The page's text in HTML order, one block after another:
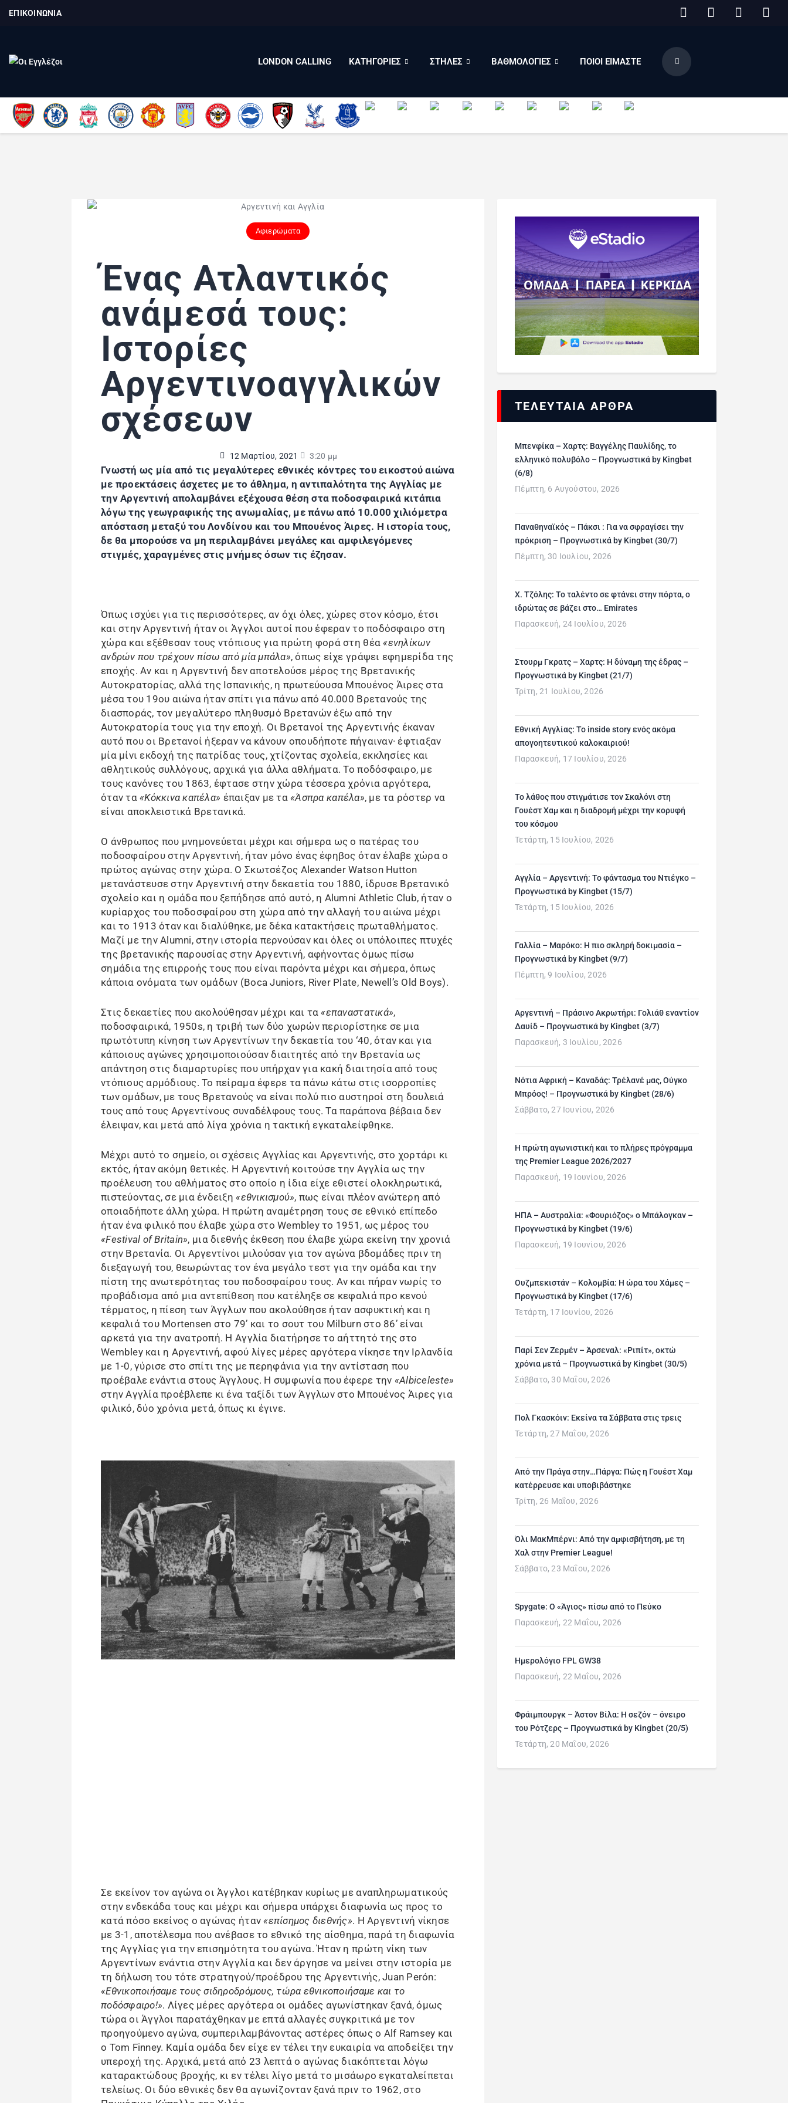
ΕΠΙΚΟΙΝΩΝΙΑ
LONDON CALLING ΚΑΤΗΓΟΡΙΕΣ ΣΤΗΛΕΣ ΒΑΘΜΟΛΟΓΙΕΣ ΠΟΙΟΙ ΕΙΜΑΣΤΕ
Αφιερώματα
Ένας Ατλαντικός
ανάμεσά τους:
Ιστορίες
Αργεντινοαγγλικών
σχέσεων
12 Μαρτίου, 2021 3:20 μμ
Γνωστή ως μία από τις μεγαλύτερες εθνικές κόντρες του εικοστού αιώνα
με προεκτάσεις άσχετες με το άθλημα, η αντιπαλότητα της Αγγλίας με
την Αργεντινή απολαμβάνει εξέχουσα θέση στα ποδοσφαιρικά κιτάπια
λόγω της γεωγραφικής της ανωμαλίας, με πάνω από 10.000 χιλιόμετρα
απόσταση μεταξύ του Λονδίνου και του Μπουένος Άιρες. Η ιστορία τους,
δε θα μπορούσε να μη περιλαμβάνει μεγάλες και αμφιλεγόμενες
στιγμές, χαραγμένες στις μνήμες όσων τις έζησαν.
Όπως ισχύει για τις περισσότερες, αν όχι όλες, χώρες στον κόσμο, έτσι
και στην Αργεντινή ήταν οι Άγγλοι αυτοί που έφεραν το ποδόσφαιρο στη
χώρα και εξέθεσαν τους ντόπιους για πρώτη φορά στη θέα«ενηλίκων
ανδρών που τρέχουν πίσω από μία μπάλα», όπως είχε γράψει εφημερίδα της
εποχής. Αν και η Αργεντινή δεν αποτελούσε μέρος της Βρετανικής
Αυτοκρατορίας, αλλά της Ισπανικής, η πρωτεύουσα Μπουένος Άιρες στα
μέσα του 19ου αιώνα ήταν σπίτι για πάνω από 40.000 Βρετανούς της
διασποράς, τον μεγαλύτερο πληθυσμό Βρετανών έξω από την
Αυτοκρατορία τους για την εποχή. Οι Βρετανοί της Αργεντινής έκαναν
αυτό που οι Βρετανοί ήξεραν να κάνουν οπουδήποτε πήγαιναν· έφτιαξαν
μία μίνι εκδοχή της πατρίδας τους, χτίζοντας σχολεία, εκκλησίες και
αθλητικούς συλλόγους, αρχικά για άλλα αθλήματα. Το ποδόσφαιρο, με
τους κανόνες του 1863, έφτασε στην χώρα τέσσερα χρόνια αργότερα,
όταν τα«Κόκκινα καπέλα» έπαιξαν με τα«Άσπρα καπέλα», με τα ρόστερ να
είναι αποκλειστικά Βρετανικά.
Ο άνθρωπος που μνημονεύεται μέχρι και σήμερα ως ο πατέρας του
ποδοσφαίρου στην Αργεντινή, ήταν μόνο ένας έφηβος όταν έλαβε χώρα ο
πρώτος αγώνας στην χώρα. Ο Σκωτσέζος Alexander Watson Hutton
μετανάστευσε στην Αργεντινή στην δεκαετία του 1880, ίδρυσε Βρετανικό
σχολείο και η ομάδα που ξεπήδησε από αυτό, η Alumni Athletic Club, ήταν ο
κυρίαρχος του ποδοσφαίρου στη χώρα από την αλλαγή του αιώνα μέχρι
και το 1913 όταν και διαλύθηκε, με δέκα κατακτήσεις πρωταθλήματος.
Μαζί με την Alumni, στην ιστορία περνούσαν και όλες οι υπόλοιπες πτυχές
της βρετανικής παρουσίας στην Αργεντινή, αφήνοντας όμως πίσω
σημάδια της επιρροής τους που είναι παρόντα μέχρι και σήμερα, όπως
κάποια ονόματα των ομάδων (Boca Juniors, River Plate, Newell’s Old Boys).
Στις δεκαετίες που ακολούθησαν μέχρι και τα«επαναστατικά»,
ποδοσφαιρικά, 1950s, η τριβή των δύο χωρών περιορίστηκε σε μια
πρωτότυπη κίνηση των Αργεντίνων την δεκαετία του ‘40, όταν και για
κάποιους αγώνες χρησιμοποιούσαν διαιτητές από την Βρετανία ως
απάντηση στις διαμαρτυρίες που υπήρχαν για κακή διαιτησία από τους
ντόπιους αρμόδιους. Το πείραμα έφερε τα πάνω κάτω στις ισορροπίες
των ομάδων, με τους Βρετανούς να είναι πολύ πιο αυστηροί στη δουλειά
τους από τους Αργεντίνους συναδέλφους τους. Τα παράπονα βέβαια δεν
έλειψαν, και μετά από λίγα χρόνια η τακτική εγκαταλείφθηκε.
Μέχρι αυτό το σημείο, οι σχέσεις Αγγλίας και Αργεντινής, στο χορτάρι κι
εκτός, ήταν ακόμη θετικές. Η Αργεντινή κοιτούσε την Αγγλία ως την
προέλευση του αθλήματος στο οποίο η ίδια είχε εθιστεί ολοκληρωτικά,
πιστεύοντας, σε μια ένδειξη«εθνικισμού», πως είναι πλέον ανώτερη από
οποιαδήποτε άλλη χώρα. Η πρώτη αναμέτρηση τους σε εθνικό επίπεδο
ήταν ένα φιλικό που έλαβε χώρα στο Wembley το 1951, ως μέρος του
«Festival of Britain», μια διεθνής έκθεση που έλαβε χώρα εκείνη την χρονιά
στην Βρετανία. Οι Αργεντίνοι μιλούσαν για τον αγώνα βδομάδες πριν τη
διεξαγωγή του, θεωρώντας τον ένα μεγάλο τεστ για την ομάδα και την
πίστη της ανωτερότητας του ποδοσφαίρου τους. Αν και πήραν νωρίς το
προβάδισμα από μια αντεπίθεση που κατέληξε σε κεφαλιά προ κενού
τέρματος, η πίεση των Άγγλων που ακολούθησε ήταν ασφυκτική και η
κεφαλιά του Mortensen στο 79’ και το σουτ του Milburn στο 86’ είναι
αρκετά για την ανατροπή. Η Αγγλία διατήρησε το αήττητό της στο
Wembley και η Αργεντινή, αφού λίγες μέρες αργότερα νίκησε την Ιρλανδία
με 1-0, γύρισε στο σπίτι της με περηφάνια για την αντίσταση που
προέβαλε ενάντια στους Άγγλους. Η συμφωνία που έφερε την «Albiceleste»
στην Αγγλία προέβλεπε κι ένα ταξίδι των Άγγλων στο Μπουένος Άιρες για
φιλικό, δύο χρόνια μετά, όπως κι έγινε.
Σε εκείνον τον αγώνα οι Άγγλοι κατέβηκαν κυρίως με αναπληρωματικούς
στην ενδεκάδα τους και μέχρι και σήμερα υπάρχει διαφωνία ως προς το
κατά πόσο εκείνος ο αγώνας ήταν«επίσημος διεθνής». Η Αργεντινή νίκησε
με 3-1, αποτέλεσμα που ανέβασε το εθνικό της αίσθημα, παρά τη διαφωνία
της Αγγλίας για την επισημότητα του αγώνα. Ήταν η πρώτη νίκη των
Αργεντίνων ενάντια στην Αγγλία και δεν άργησε να μείνει στην ιστορία με
τη δήλωση του τότε στρατηγού/προέδρου της Αργεντινής, Juan Perón:
«Εθνικοποιήσαμε τους σιδηροδρόμους, τώρα εθνικοποιήσαμε και το
ποδόσφαιρο!». Λίγες μέρες αργότερα οι ομάδες αγωνίστηκαν ξανά, όμως
τώρα οι Άγγλοι παρατάχθηκαν με επτά αλλαγές συγκριτικά με τον
προηγούμενο αγώνα, συμπεριλαμβάνοντας αστέρες όπως ο Alf Ramsey και
ο Tom Finney. Καμία ομάδα δεν είχε εν τέλει την ευκαιρία να αποδείξει την
υπεροχή της. Αρχικά, μετά από 23 λεπτά ο αγώνας διακόπτεται λόγω
καταρακτώδους βροχής, κι εν τέλει λίγο μετά το μισάωρο εγκαταλείπεται
τελείως. Οι δύο εθνικές δεν θα αγωνίζονταν ξανά πριν το 1962, στο
ΤΕΛΕΥΤΑΙΑ ΑΡΘΡΑ
Μπενφίκα – Χαρτς: Βαγγέλης Παυλίδης, το
ελληνικό πολυβόλο – Προγνωστικά by Kingbet
(6/8)
Πέμπτη, 6 Αυγούστου, 2026
Παναθηναϊκός – Πάκσι : Για να σφραγίσει την
πρόκριση – Προγνωστικά by Kingbet (30/7)
Πέμπτη, 30 Ιουλίου, 2026
Χ. Τζόλης: Το ταλέντο σε φτάνει στην πόρτα, ο
ιδρώτας σε βάζει στο… Emirates
Παρασκευή, 24 Ιουλίου, 2026
Στουρμ Γκρατς – Χαρτς: Η δύναμη της έδρας –
Προγνωστικά by Kingbet (21/7)
Τρίτη, 21 Ιουλίου, 2026
Εθνική Αγγλίας: Το inside story ενός ακόμα
απογοητευτικού καλοκαιριού!
Παρασκευή, 17 Ιουλίου, 2026
Το λάθος που στιγμάτισε τον Σκαλόνι στη
Γουέστ Χαμ και η διαδρομή μέχρι την κορυφή
του κόσμου
Τετάρτη, 15 Ιουλίου, 2026
Αγγλία – Αργεντινή: Το φάντασμα του Ντιέγκο –
Προγνωστικά by Kingbet (15/7)
Τετάρτη, 15 Ιουλίου, 2026
Γαλλία – Μαρόκο: Η πιο σκληρή δοκιμασία –
Προγνωστικά by Kingbet (9/7)
Πέμπτη, 9 Ιουλίου, 2026
Αργεντινή – Πράσινο Ακρωτήρι: Γολιάθ εναντίον
Δαυίδ – Προγνωστικά by Kingbet (3/7)
Παρασκευή, 3 Ιουλίου, 2026
Νότια Αφρική – Καναδάς: Τρέλανέ μας, Ούγκο
Μπρόος! – Προγνωστικά by Kingbet (28/6)
Σάββατο, 27 Ιουνίου, 2026
H πρώτη αγωνιστική και το πλήρες πρόγραμμα
της Premier League 2026/2027
Παρασκευή, 19 Ιουνίου, 2026
ΗΠΑ – Αυστραλία: «Φουριόζος» ο Μπάλογκαν –
Προγνωστικά by Kingbet (19/6)
Παρασκευή, 19 Ιουνίου, 2026
Ουζμπεκιστάν – Κολομβία: Η ώρα του Χάμες –
Προγνωστικά by Kingbet (17/6)
Τετάρτη, 17 Ιουνίου, 2026
Παρί Σεν Ζερμέν – Άρσεναλ: «Ριπίτ», οκτώ
χρόνια μετά – Προγνωστικά by Kingbet (30/5)
Σάββατο, 30 Μαΐου, 2026
Πολ Γκασκόιν: Εκείνα τα Σάββατα στις τρεις
Τετάρτη, 27 Μαΐου, 2026
Από την Πράγα στην…Πάργα: Πώς η Γουέστ Χαμ
κατέρρευσε και υποβιβάστηκε
Τρίτη, 26 Μαΐου, 2026
Όλι ΜακΜπέρνι: Aπό την αμφισβήτηση, με τη
Χαλ στην Premier League!
Σάββατο, 23 Μαΐου, 2026
Spygate: Ο «Άγιος» πίσω από το Πεύκο
Παρασκευή, 22 Μαΐου, 2026
Ημερολόγιο FPL GW38
Παρασκευή, 22 Μαΐου, 2026
Φράιμπουργκ – Άστον Βίλα: Η σεζόν – όνειρο
του Ρότζερς – Προγνωστικά by Kingbet (20/5)
Τετάρτη, 20 Μαΐου, 2026